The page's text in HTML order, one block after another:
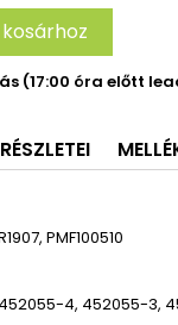
(17:00 óra előtt
PMF100510
4, 452055-3,